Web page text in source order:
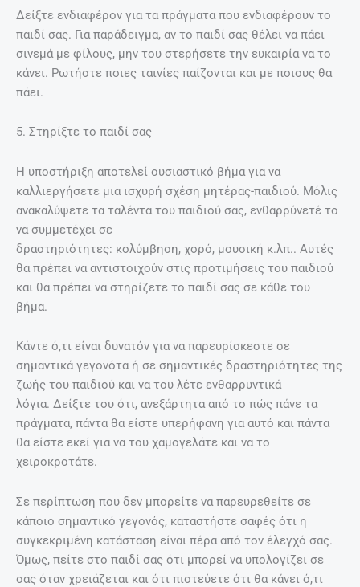
Δείξτε ενδιαφέρον για τα πράγματα που ενδιαφέρουν το
παιδί σας. Για παράδειγμα, αν το παιδί σας θέλει να πάει
σινεμά με φίλους, μην του στερήσετε την ευκαιρία να το
κάνει. Ρωτήστε ποιες ταινίες παίζονται και με ποιους θα
πάει.
5. Στηρίξτε το παιδί σας
Η υποστήριξη αποτελεί ουσιαστικό βήμα για να
καλλιεργήσετε μια ισχυρή σχέση μητέρας-παιδιού. Μόλις
ανακαλύψετε τα ταλέντα του παιδιού σας, ενθαρρύνετέ το
να συμμετέχει σε
δραστηριότητες: κολύμβηση, χορό, μουσική κ.λπ.. Αυτές
θα πρέπει να αντιστοιχούν στις προτιμήσεις του παιδιού
και θα πρέπει να στηρίζετε το παιδί σας σε κάθε του
βήμα.
Κάντε ό,τι είναι δυνατόν για να παρευρίσκεστε σε
σημαντικά γεγονότα ή σε σημαντικές δραστηριότητες της
ζωής του παιδιού και να του λέτε ενθαρρυντικά
λόγια. Δείξτε του ότι, ανεξάρτητα από το πώς πάνε τα
πράγματα, πάντα θα είστε υπερήφανη για αυτό και πάντα
θα είστε εκεί για να του χαμογελάτε και να το
χειροκροτάτε.
Σε περίπτωση που δεν μπορείτε να παρευρεθείτε σε
κάποιο σημαντικό γεγονός, καταστήστε σαφές ότι η
συγκεκριμένη κατάσταση είναι πέρα από τον έλεγχό σας.
Όμως, πείτε στο παιδί σας ότι μπορεί να υπολογίζει σε
σας όταν χρειάζεται και ότι πιστεύετε ότι θα κάνει ό,τι